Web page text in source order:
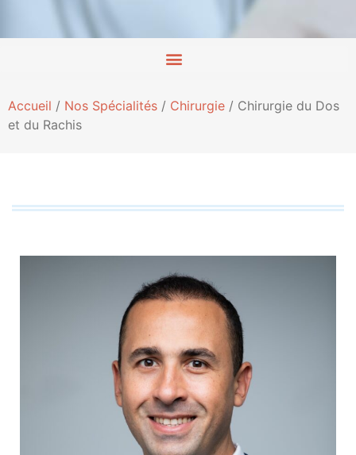
Accueil / Nos Spécialités / Chirurgie / Chirurgie du Dos
et du Rachis